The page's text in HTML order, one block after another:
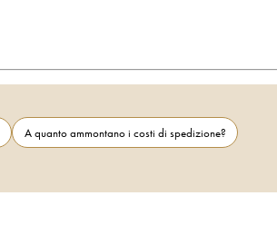
A quanto ammontano i costi di spedizione?